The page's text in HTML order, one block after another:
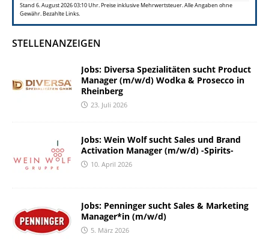
Stand 6. August 2026 03:10 Uhr. Preise inklusive Mehrwertsteuer. Alle Angaben ohne
Gewähr. Bezahlte Links.
STELLENANZEIGEN
Jobs: Diversa Spezialitäten sucht Product
Manager (m/w/d) Wodka & Prosecco in
Rheinberg
23. Juli 2026
Jobs: Wein Wolf sucht Sales und Brand
Activation Manager (m/w/d) -Spirits-
10. April 2026
Jobs: Penninger sucht Sales & Marketing
Manager*in (m/w/d)
5. März 2026